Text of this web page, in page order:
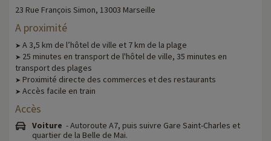
23 Rue François Simon, 13003 Marseille
A proximité
➤ A 3,5 km de l’hôtel de ville et 7 km de la plage
➤ 25 minutes en transport de l'hôtel de ville, 35 minutes en
transport des plages
➤ Proximité directe des commerces et des restaurants
➤ Accès facile en train
Accès
Voiture - Autoroute A7, puis suivre Gare Saint-Charles et
quartier de la Belle de Mai.